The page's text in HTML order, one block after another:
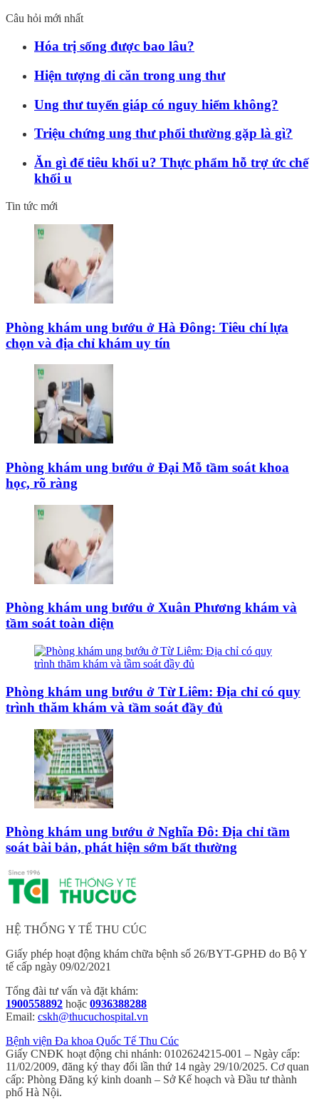
Câu hỏi mới nhất
Hóa trị sống được bao lâu?
Hiện tượng di căn trong ung thư
Ung thư tuyến giáp có nguy hiểm không?
Triệu chứng ung thư phổi thường gặp là gì?
Ăn gì để tiêu khối u? Thực phẩm hỗ trợ ức chế
khối u
Tin tức mới
Phòng khám ung bướu ở Hà Đông: Tiêu chí lựa
chọn và địa chỉ khám uy tín
Phòng khám ung bướu ở Đại Mỗ tầm soát khoa
học, rõ ràng
Phòng khám ung bướu ở Xuân Phương khám và
tầm soát toàn diện
Phòng khám ung bướu ở Từ Liêm: Địa chỉ có quy
trình thăm khám và tầm soát đầy đủ
Phòng khám ung bướu ở Nghĩa Đô: Địa chỉ tầm
soát bài bản, phát hiện sớm bất thường
HỆ THỐNG Y TẾ THU CÚC
Giấy phép hoạt động khám chữa bệnh số 26/BYT-GPHĐ do Bộ Y
tế cấp ngày 09/02/2021
Tổng đài tư vấn và đặt khám:
1900558892 hoặc 0936388288
Email: cskh@thucuchospital.vn
Bệnh viện Đa khoa Quốc Tế Thu Cúc
Giấy CNĐK hoạt động chi nhánh: 0102624215-001 – Ngày cấp:
11/02/2009, đăng ký thay đổi lần thứ 14 ngày 29/10/2025. Cơ quan
cấp: Phòng Đăng ký kinh doanh – Sở Kế hoạch và Đầu tư thành
phố Hà Nội.